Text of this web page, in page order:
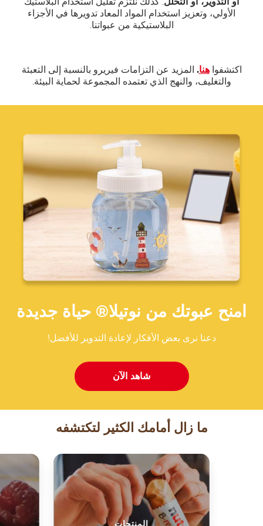
الأولي، وتعزيز استخدام المواد المعاد تدويرها في الأجزاء
البلاستيكية من عبواتنا.
اكتشفواهنا. المزيد عن التزامات فيريرو بالنسبة إلى التعبئة
والتغليف، والنهج الذي تعتمده المجموعة لحماية البيئة.
امنح عبوتك من نوتيلا® حياة جديدة
دعنا نرى بعض الأفكار لإعادة التدوير للأفضل!
شاهد الآن
ما زال أمامك الكثير لتكتشفه